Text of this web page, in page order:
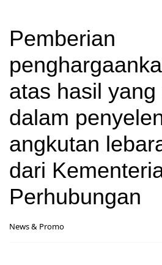
Pemberian
atas hasil yang
dalam
angkutan
dari
Perhubungan
News & Promo